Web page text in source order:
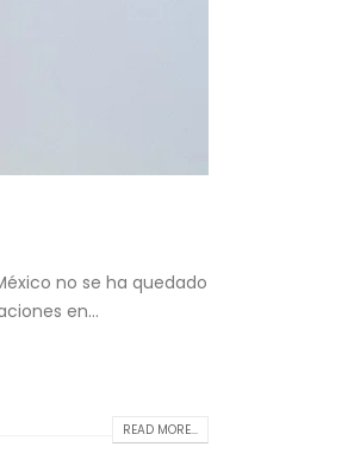
no se ha quedado
en...
READ MORE...